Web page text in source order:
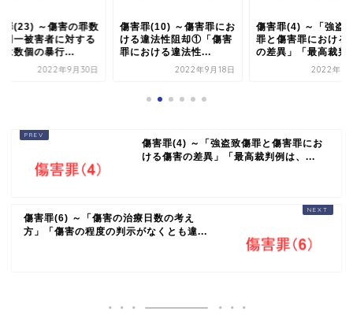
罪(23) ～傷害の罪数
一被害者に対する
は数個の暴行...
2022年9月30日
傷害罪(10) ～傷害罪にお
ける違法性阻却①「傷害
罪における違法性...
2022年9月18日
傷害罪(4) ～「強盗
罪と傷害罪における
の差異」「最高裁判
2022年9
傷害罪(4) ～「強盗致傷罪と傷害罪にお
ける傷害の差異」「最高裁判例は、...
傷害罪(6) ～「傷害の治療日数の考え
方」「傷害の程度の判示がなくとも違...